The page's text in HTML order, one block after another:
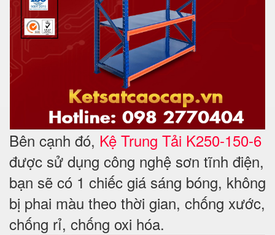
Bên cạnh đó, Kệ Trung Tải K250-150-6
được sử dụng công nghệ sơn tĩnh điện,
bạn sẽ có 1 chiếc giá sáng bóng, không
bị phai màu theo thời gian, chống xước,
chống rỉ, chống oxi hóa.